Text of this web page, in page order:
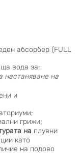
абсорбер (FULL
вода за:
настаняване на
и
грижи;
на плувни
като
на подово